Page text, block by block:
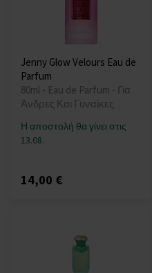
Jenny Glow Velours Eau de
Parfum
80ml - Eau de Parfum - Για
Άνδρες Και Γυναίκες
Η αποστολή θα γίνει στις
13.08.
14,00 €